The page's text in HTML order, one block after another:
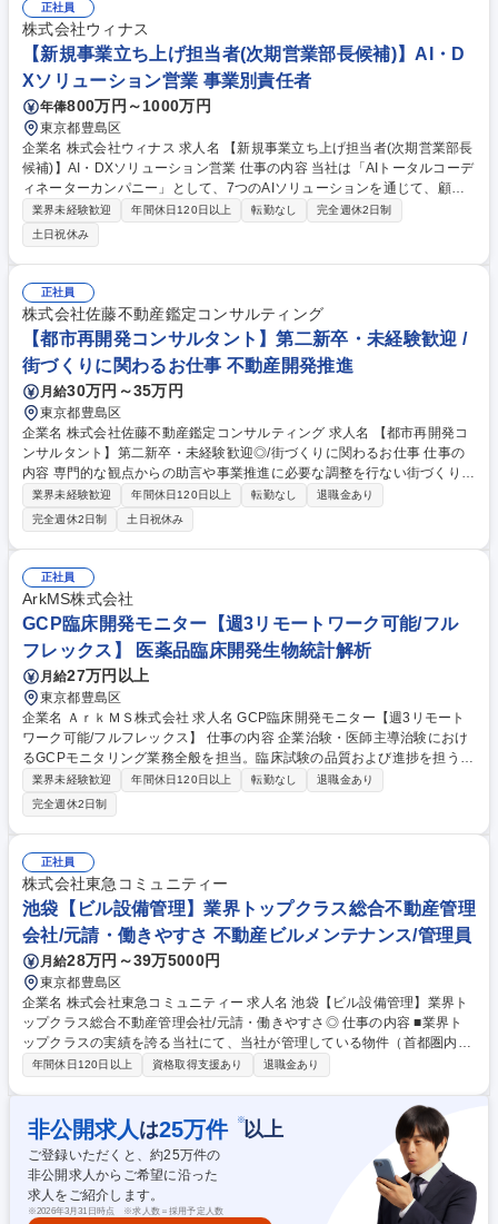
正社員
株式会社ウィナス
【新規事業立ち上げ担当者(次期営業部長候補)】AI・D
Xソリューション営業 事業別責任者
年俸800万円～1000万円
東京都豊島区
企業名 株式会社ウィナス 求人名 【新規事業立ち上げ担当者(次期営業部長
候補)】AI・DXソリューション営業 仕事の内容 当社は「AIトータルコーデ
ィネーターカンパニー」として、7つのAIソリューションを通じて、顧客
のAX（AIトランスフォーメーション）を支援しています。現在は、AIソリ
ューションのラインナップを拡充しながら、 事業の土台となる顧客基盤を
本格的に構築していく立ち上げフェーズ。戦略を立てて指示を出すのでは
なく、自ら営業活動を行い、数字をつくりながら事業を前に進めるプレイ
ングマネージャーとしての活躍を期待しています。 ■営業部門のマネジメ
ント ■企業の事業課題・業務課題のヒアリング ■自社のAIソリューション
の企画・導入提案 ■顧客の現状課題に対してAX化コンサル ■エンジニアと
連携したソリューション設計 募集職種 【新規事業立ち上げ担当者(次期営
業部長候補)】AI・DXソリューション営業
業界未経験歓迎 年間休日120日以上 転勤なし
完全週休2日制
土日祝休み
正社員
株式会社佐藤不動産鑑定コンサルティング
【都市再開発コンサルタント】第二新卒・未経験歓迎 /
街づくりに関わるお仕事 不動産開発推進
月給30万円～35万円
東京都豊島区
企業名 株式会社佐藤不動産鑑定コンサルティング 求人名 【都市再開発コ
ンサルタント】第二新卒・未経験歓迎◎/街づくりに関わるお仕事 仕事の
内容 専門的な観点からの助言や事業推進に必要な調整を行ない街づくりを
推進します。 ＜仕事の流れ＞◆開発エリアの調査：デベロッパーやゼネコ
ン、行政からの依頼を受け、実際に街を歩いてエリアの特徴や課題の調
査。 ◆プロジェクト会議：デベロッパーなど関係者の様々な意見を集約し
て再開発事業の方針を決定。事業推進に必要な事項の検討・調整。 ◆近隣
住民への説明、合意形成、法定手続きの実施。 ★都市再開発とは、住民の
生活を変えるほど影響力の大きい仕事です。「交通渋滞を解消するに
は？」「地域のコミュニティを活発にするには？」「企業や商業施設を誘
致して街を活性化するには？」といった課題の解決を目指します。 募集職
種 【都市再開発コンサルタント】第二新卒・未経験歓迎◎/街づくりに関
わるお仕事
業界未経験歓迎 年間休日120日以上 転勤なし
退職金あり
完全週休2日制
土日祝休み
正社員
ArkMS株式会社
GCP臨床開発モニター【週3リモートワーク可能/フル
フレックス】 医薬品臨床開発生物統計解析
月給27万円以上
東京都豊島区
企業名 ＡｒｋＭＳ株式会社 求人名 GCP臨床開発モニター【週3リモート
ワーク可能/フルフレックス】 仕事の内容 企業治験・医師主導治験におけ
るGCPモニタリング業務全般を担当。臨床試験の品質および進捗を担う中
心的役割として、モニタリング業務に加えプロジェクト推進にも関与いた
だきます。 ■治験実施医療機関の選定および立ち上げ対応 ■モニタリング
業務（SDV・進捗管理・品質管理） ■治験責任医師・施設スタッフとの折
衝および関係構築 ■治験データ・症例登録状況の確認および課題対応 ■各
種報告書（モニタリング報告等）の作成業務 ■プロジェクト推進および進
行管理業務 募集職種 GCP臨床開発モニター【週3リモートワーク可能/フ
ルフレックス】
業界未経験歓迎 年間休日120日以上 転勤なし
退職金あり
完全週休2日制
正社員
株式会社東急コミュニティー
池袋【ビル設備管理】業界トップクラス総合不動産管理
会社/元請・働きやすさ 不動産ビルメンテナンス/管理員
月給28万円～39万5000円
東京都豊島区
企業名 株式会社東急コミュニティー 求人名 池袋【ビル設備管理】業界ト
ップクラス総合不動産管理会社/元請・働きやすさ◎ 仕事の内容 ■業界ト
ップクラスの実績を誇る当社にて、当社が管理している物件（首都圏内）
での設備・施設管理をお任せいたします。 【具体的には】 ■建物設備機器
備、施設、館内異常の際の緊急対応業務■外注業者点検時や設備改修工事
の立会、施工管理■その他所属部署からの指示事項 ※各種研修・サポート
がございますので安心して勤務可能です。 募集職種 池袋【ビル設備管
理】業界トップクラス総合不動産管理会社/元請・働きやすさ◎
年間休日120日以上 資格取得支援あり 退職金あり
非公開求人 は25万件 ※以上
ご登録いただくと、約25万件の
非公開求人からご希望に沿った
求人をご紹介します。
※2026年3月31日時点 ※求人数＝採用予定人数